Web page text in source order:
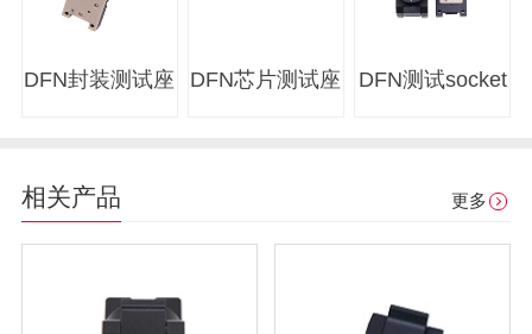
DFN封装测试座 DFN芯片测试座 DFN测试socket
相关产品 更多